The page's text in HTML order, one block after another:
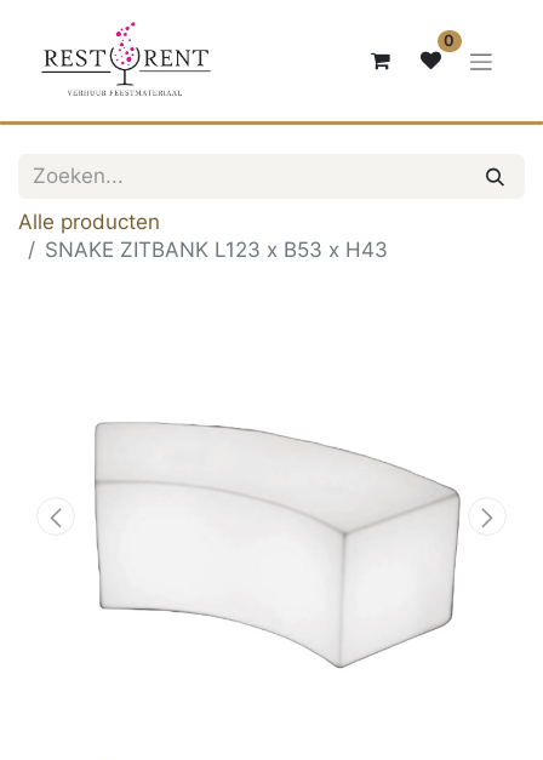
0
Alle producten
SNAKE ZITBANK L123 x B53 x H43